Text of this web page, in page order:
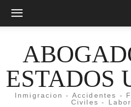
ESTADOS
Inmigracion - Accidentes -
Civiles -